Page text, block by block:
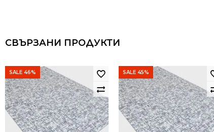
СВЪРЗАНИ ПРОДУКТИ
SALE 46% SALE 45%